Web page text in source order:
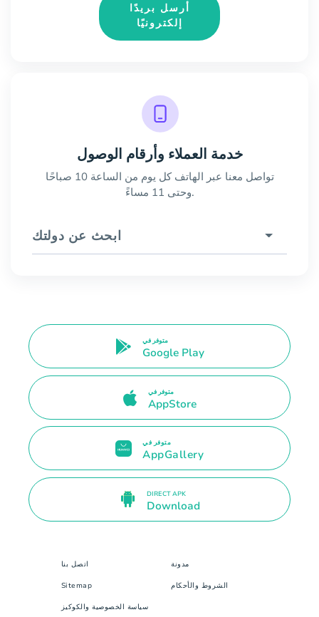
أرسل بريدًا
إلكترونيًا
خدمة العملاء وأرقام الوصول
تواصل معنا عبر الهاتف كل يوم من الساعة 10 صباحًا
وحتى 11 مساءً.
ابحث عن دولتك
متوفر في
Google Play
متوفر في
AppStore
متوفر في
AppGallery
DIRECT APK
Download
اتصل بنا مدونة
Sitemap الشروط والأحكام
سياسة الخصوصية والكوكيز